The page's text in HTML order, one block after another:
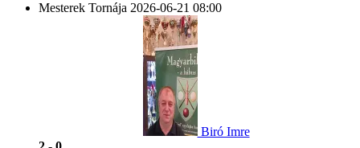
Mesterek Tornája 2026-06-21 08:00
Biró Imre